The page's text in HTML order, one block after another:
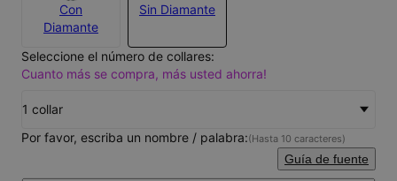
Con
Diamante
Sin Diamante
Seleccione el número de collares:
Cuanto más se compra, más usted ahorra!
1 collar
Por favor, escriba un nombre / palabra:(Hasta 10 caracteres)
Guía de fuente